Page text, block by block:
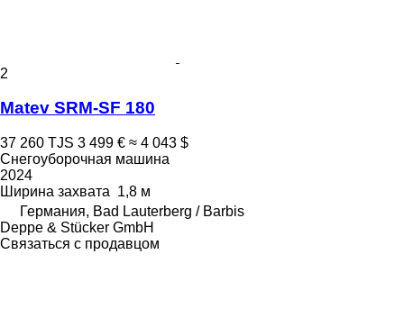
2
Matev SRM-SF 180
37 260 TJS 3 499 € ≈ 4 043 $
Снегоуборочная машина
2024
Ширина захвата 1,8 м
Германия, Bad Lauterberg / Barbis
Deppe & Stücker GmbH
Связаться с продавцом